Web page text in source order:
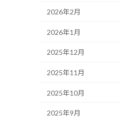
2026年2月
2026年1月
2025年12月
2025年11月
2025年10月
2025年9月